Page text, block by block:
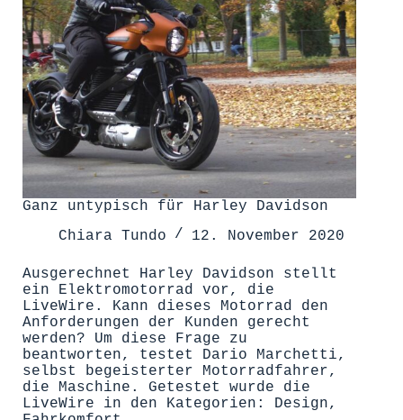
Ganz untypisch für Harley Davidson
Chiara Tundo
12. November 2020
Ausgerechnet Harley Davidson stellt
ein Elektromotorrad vor, die
LiveWire. Kann dieses Motorrad den
Anforderungen der Kunden gerecht
werden? Um diese Frage zu
beantworten, testet Dario Marchetti,
selbst begeisterter Motorradfahrer,
die Maschine. Getestet wurde die
LiveWire in den Kategorien: Design,